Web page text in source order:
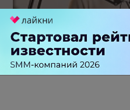
Российский рынок
стагнации после нескольких